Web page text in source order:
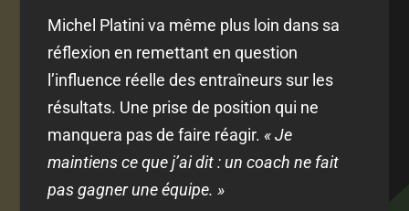
Michel Platini va même plus loin dans sa
réflexion en remettant en question
l’influence réelle des entraîneurs sur les
résultats. Une prise de position qui ne
manquera pas de faire réagir.« Je
maintiens ce que j’ai dit : un coach ne fait
pas gagner une équipe. »